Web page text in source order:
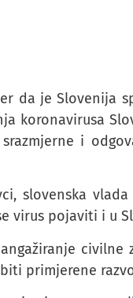
da je Slovenija
koronavirusa
i
slovenska
virus pojaviti i u
primjerene